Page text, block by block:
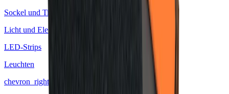
Sockel und Tischfüsse
Licht und Elektro
LED-Strips
Leuchten
chevron_right